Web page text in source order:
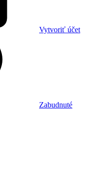
Vytvoriť účet
Zabudnuté